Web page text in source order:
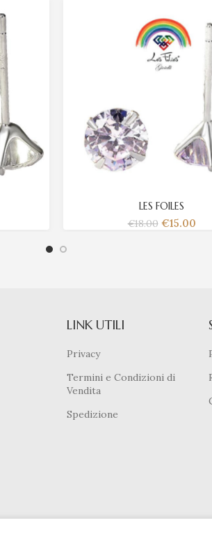
LES FOILES
€18.00 €15.00
LINK UTILI
Privacy
Termini e Condizioni di
Vendita
Spedizione